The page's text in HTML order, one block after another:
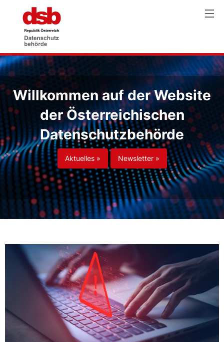
Willkommen auf der Website
der Österreichischen
Datenschutzbehörde
Aktuelles » Newsletter »